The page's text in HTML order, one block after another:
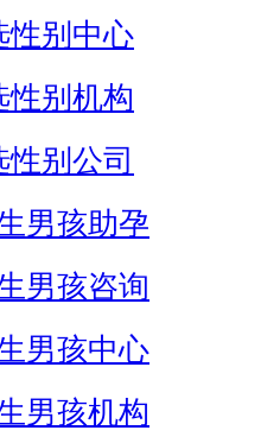
性别中心
性别机构
别公司
男孩助孕
男孩咨询
男孩中心
男孩机构